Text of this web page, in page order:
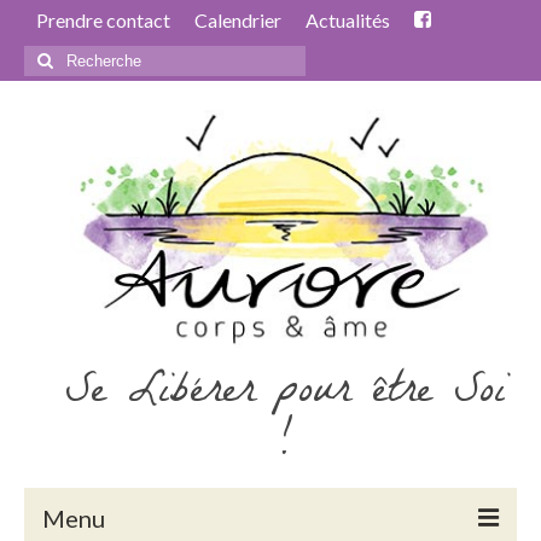
Prendre contact Calendrier Actualités
Rechercher
:
Se Libérer pour être Soi
!
Menu